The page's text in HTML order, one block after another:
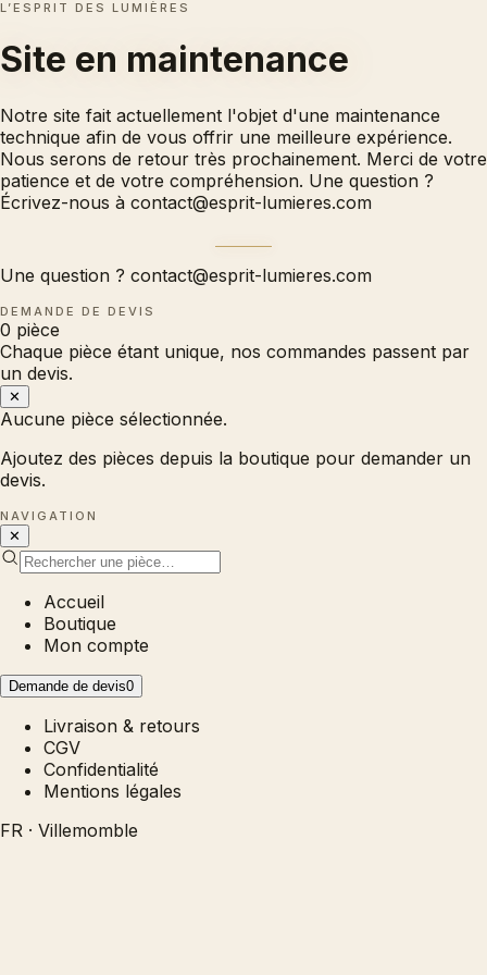
L’ESPRIT DES LUMIÈRES
Site en maintenance
Notre site fait actuellement l'objet d'une maintenance
technique afin de vous offrir une meilleure expérience.
Nous serons de retour très prochainement. Merci de votre
patience et de votre compréhension. Une question ?
Écrivez-nous à contact@esprit-lumieres.com
Une question ? contact@esprit-lumieres.com
DEMANDE DE DEVIS
0 pièce
Chaque pièce étant unique, nos commandes passent par
un devis.
✕
Aucune pièce sélectionnée.
Ajoutez des pièces depuis la boutique pour demander un
devis.
NAVIGATION
✕
Accueil
Boutique
Mon compte
Demande de devis0
Livraison & retours
CGV
Confidentialité
Mentions légales
FR · Villemomble